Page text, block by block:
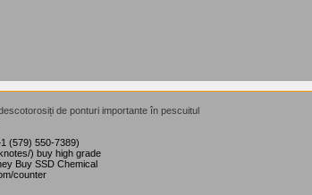
de ponturi importante în pescuitul
(579) 550-7389)
) buy high grade
Buy SSD Chemical
counter